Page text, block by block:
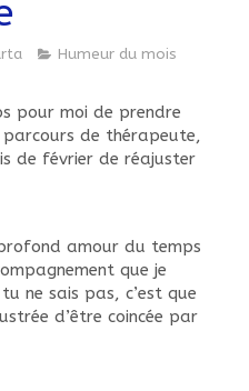
Humeur du mois
pour moi de prendre
de thérapeute,
de février de réajuster
amour du temps
que je
ne sais pas, c’est que
d’être coincée par